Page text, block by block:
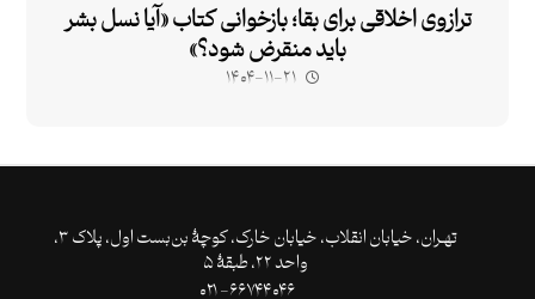
ترازوی اخلاقی برای بقا؛ بازخوانی کتاب «آیا نسل بشر
باید منقرض شود؟»
۱۴۰۴-۱۱-۲۱
تهـران،‌ خیابان انقلاب، خیابان خارک، کوچۀ بن‌بست اول، پلاک ۳،
واحد ۲۲، طبقۀ ۵